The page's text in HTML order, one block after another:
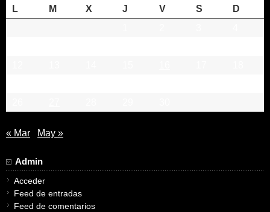
L
M X J V S
D
« Mar May »
Admin
Acceder
Feed de entradas
Feed de comentarios